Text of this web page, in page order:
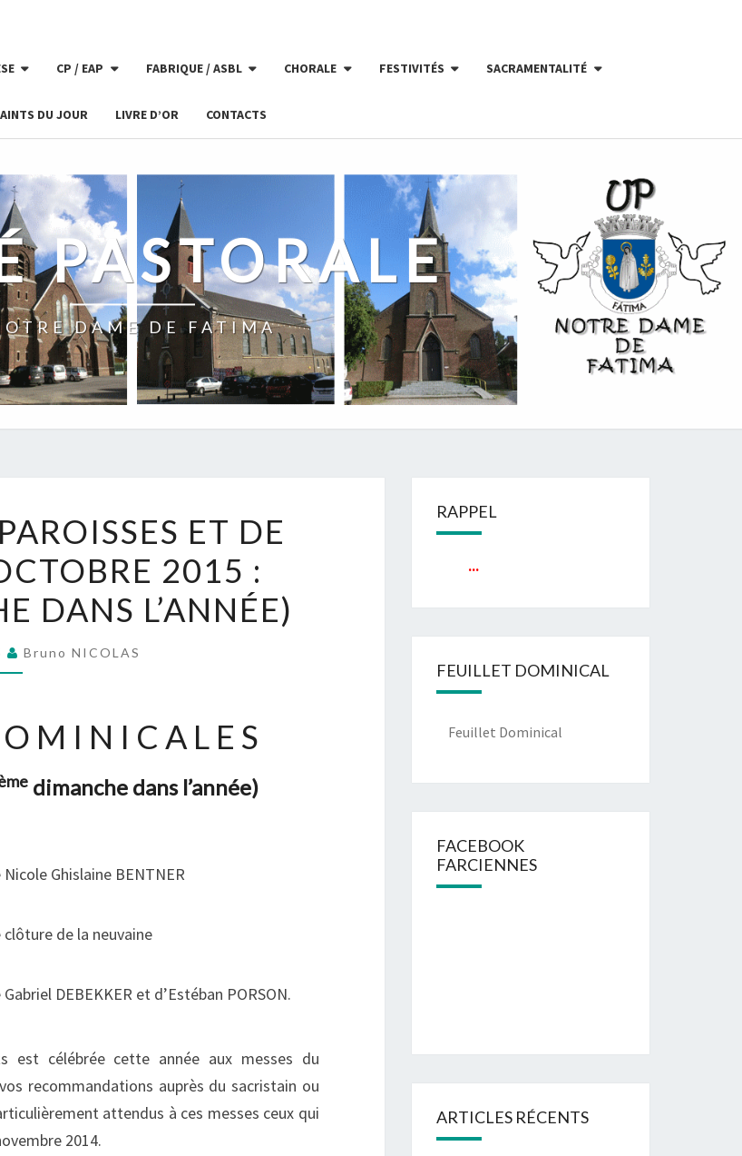
CP / EAP FABRIQUE / ASBL CHORALE FESTIVITÉS SACRAMENTALITÉ
DU JOUR LIVRE D’OR CONTACTS
PASTORALE
DAME DE FATIMA
DES
L’UPN
–
11
ET DE
2015 :
DANS L’ANNÉE)
Bruno NICOLAS
M I N I C A L E S
dimanche dans l’année)
Ghislaine BENTNER
clôture de la neuvaine
DEBEKKER et d’Estéban PORSON.
est célébrée cette année aux messes du
recommandations auprès du sacristain ou
attendus à ces messes ceux qui
2014.
RAPPEL
FEUILLET DOMINICAL
Feuillet Dominical
FACEBOOK
FARCIENNES
ARTICLES RÉCENTS